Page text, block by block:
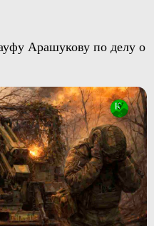
Арашукову по делу о